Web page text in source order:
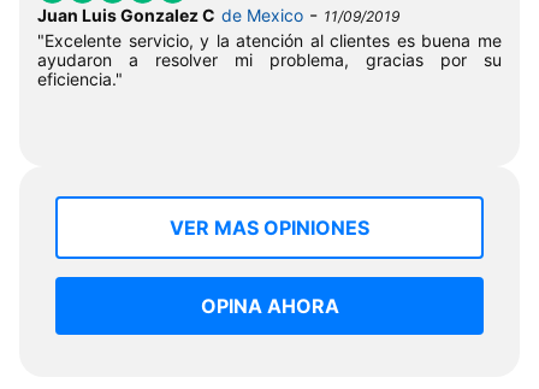
Juan Luis Gonzalez C de Mexico - 11/09/2019
"Excelente servicio, y la atención al clientes es buena me
ayudaron a resolver mi problema, gracias por su
eficiencia."
VER MAS OPINIONES
OPINA AHORA